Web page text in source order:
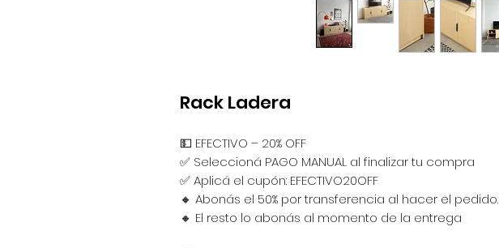
Rack Ladera
💵 EFECTIVO – 20% OFF
✅ Seleccioná PAGO MANUAL al finalizar tu compra
✅ Aplicá el cupón: EFECTIVO20OFF
🔸 Abonás el 50% por transferencia al hacer el pedido.
🔸 El resto lo abonás al momento de la entrega